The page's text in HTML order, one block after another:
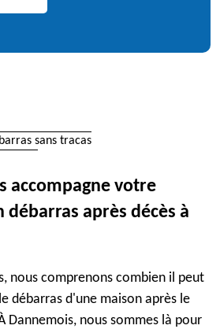
sans tracas
accompagne votre
après décès à
nous comprenons combien il peut
débarras d'une maison après le
Dannemois, nous sommes là pour